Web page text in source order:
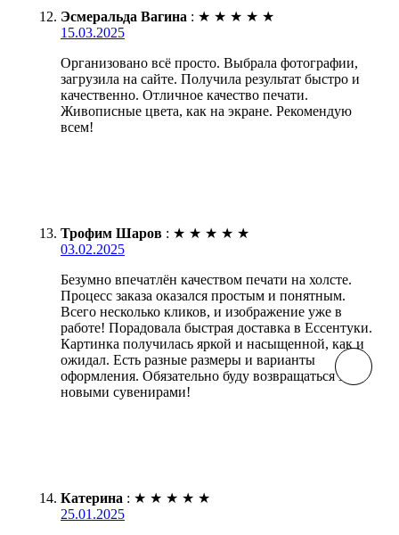
Эсмеральда Вагина : ★ ★ ★ ★ ★
15.03.2025
Организовано всё просто. Выбрала фотографии,
загрузила на сайте. Получила результат быстро и
качественно. Отличное качество печати.
Живописные цвета, как на экране. Рекомендую
всем!
Трофим Шаров : ★ ★ ★ ★ ★
03.02.2025
Безумно впечатлён качеством печати на холсте.
Процесс заказа оказался простым и понятным.
Всего несколько кликов, и изображение уже в
работе! Порадовала быстрая доставка в Ессентуки.
Картинка получилась яркой и насыщенной, как и
ожидал. Есть разные размеры и варианты
оформления. Обязательно буду возвращаться за
новыми сувенирами!
Катерина : ★ ★ ★ ★ ★
25.01.2025